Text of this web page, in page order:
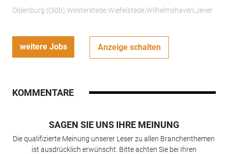
Oldenburg (Oldb);Westerstede;Wiefelstede;Wilhelmshaven;Jever
weitere Jobs Anzeige schalten
KOMMENTARE
SAGEN SIE UNS IHRE MEINUNG
Die qualifizierte Meinung unserer Leser zu allen Branchenthemen
ist ausdrücklich erwünscht. Bitte achten Sie bei Ihren